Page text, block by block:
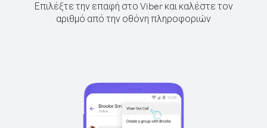
Επιλέξτε την επαφή στο Viber και καλέστε τον
αριθμό από την οθόνη πληροφοριών